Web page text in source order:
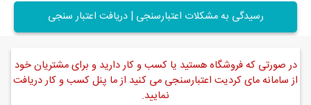
رسیدگی به مشکلات اعتبارسنجی | دریافت اعتبار سنجی
در صورتی که فروشگاه هستید یا کسب و کار دارید و برای مشتریان خود
از سامانه مای کردیت اعتبارسنجی می کنید از ما پنل کسب و کار دریافت
نمایید.